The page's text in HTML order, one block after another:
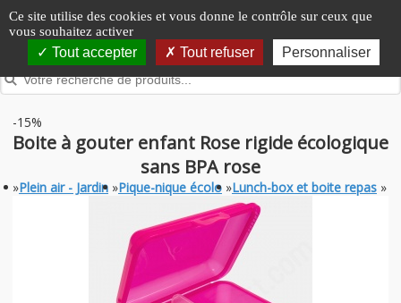
Panneau de gestion des cookies
Ce site utilise des cookies et vous donne le contrôle sur ceux que
vous souhaitez activer
Tout accepter Tout refuser Personnaliser
-15%
Boite à gouter enfant Rose rigide écologique
sans BPA rose
»Plein air - Jardin »Pique-nique écolo »Lunch-box et boite repas »